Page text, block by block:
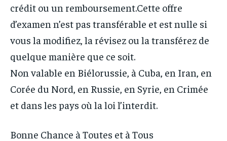
crédit ou un remboursement.Cette offre
d’examen n’est pas transférable et est nulle si
vous la modifiez, la révisez ou la transférez de
quelque manière que ce soit.
Non valable en Biélorussie, à Cuba, en Iran, en
Corée du Nord, en Russie, en Syrie, en Crimée
et dans les pays où la loi l’interdit.
Bonne Chance à Toutes et à Tous